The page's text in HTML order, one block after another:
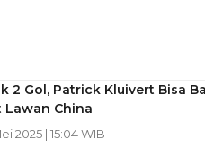
2 Gol, Patrick Kluivert Bisa
Lawan China
2025 | 15:04 WIB